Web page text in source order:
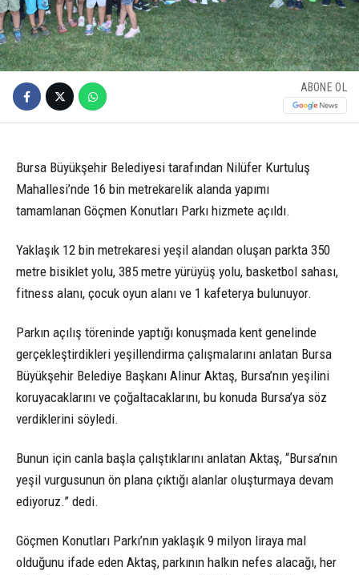
ABONE OL
Bursa Büyükşehir Belediyesi tarafından Nilüfer Kurtuluş
Mahallesi’nde 16 bin metrekarelik alanda yapımı
tamamlanan Göçmen Konutları Parkı hizmete açıldı.
Yaklaşık 12 bin metrekaresi yeşil alandan oluşan parkta 350
metre bisiklet yolu, 385 metre yürüyüş yolu, basketbol sahası,
fitness alanı, çocuk oyun alanı ve 1 kafeterya bulunuyor.
Parkın açılış töreninde yaptığı konuşmada kent genelinde
gerçekleştirdikleri yeşillendirma çalışmalarını anlatan Bursa
Büyükşehir Belediye Başkanı Alinur Aktaş, Bursa’nın yeşilini
koruyacaklarını ve çoğaltacaklarını, bu konuda Bursa’ya söz
verdiklerini söyledi.
Bunun için canla başla çalıştıklarını anlatan Aktaş, “Bursa’nın
yeşil vurgusunun ön plana çıktığı alanlar oluşturmaya devam
ediyoruz.” dedi.
Göçmen Konutları Parkı’nın yaklaşık 9 milyon liraya mal
olduğunu ifade eden Aktaş, parkının halkın nefes alacağı, her